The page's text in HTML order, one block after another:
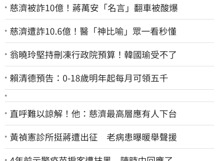
慈濟被詐10億！蔣萬安「名言」翻車被酸爆
慈濟遭詐10.6億！醫「神比喻」眾一看秒懂
翁曉玲堅持刪凍行政院預算！韓國瑜受不了
賴清德預告：0-18歲明年起每月可領五千
直呼難以諒解！他：慈濟最高層應有人下台
黃禎憲診所挺蔣遭出征 老病患曝暖舉聲援